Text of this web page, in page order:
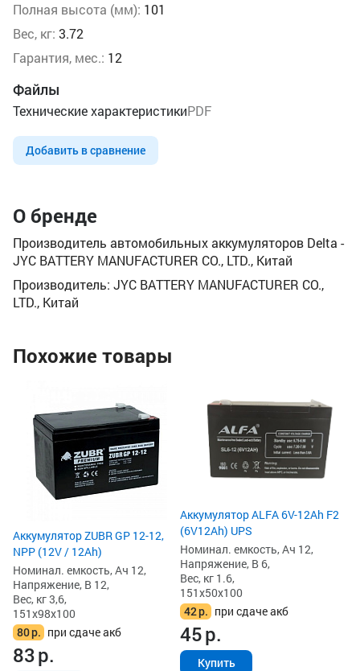
Полная высота (мм): 101
Вес, кг: 3.72
Гарантия, мес.: 12
Файлы
Технические характеристикиPDF
Добавить в сравнение
О бренде
Производитель автомобильных аккумуляторов Delta -
JYC BATTERY MANUFACTURER CO., LTD., Китай
Производитель: JYC BATTERY MANUFACTURER CO.,
LTD., Китай
Похожие товары
Аккумулятор ZUBR GP 12-12,
NPP (12V / 12Ah)
Номинал. емкость, Ач 12,
Напряжение, В 12,
Вес, кг 3,6,
151x98x100
80р. при сдаче акб
83р.
Аккумулятор ALFA 6V-12Ah F2
(6V12Ah) UPS
Номинал. емкость, Ач 12,
Напряжение, В 6,
Вес, кг 1.6,
151x50x100
42р. при сдаче акб
45р.
Купить